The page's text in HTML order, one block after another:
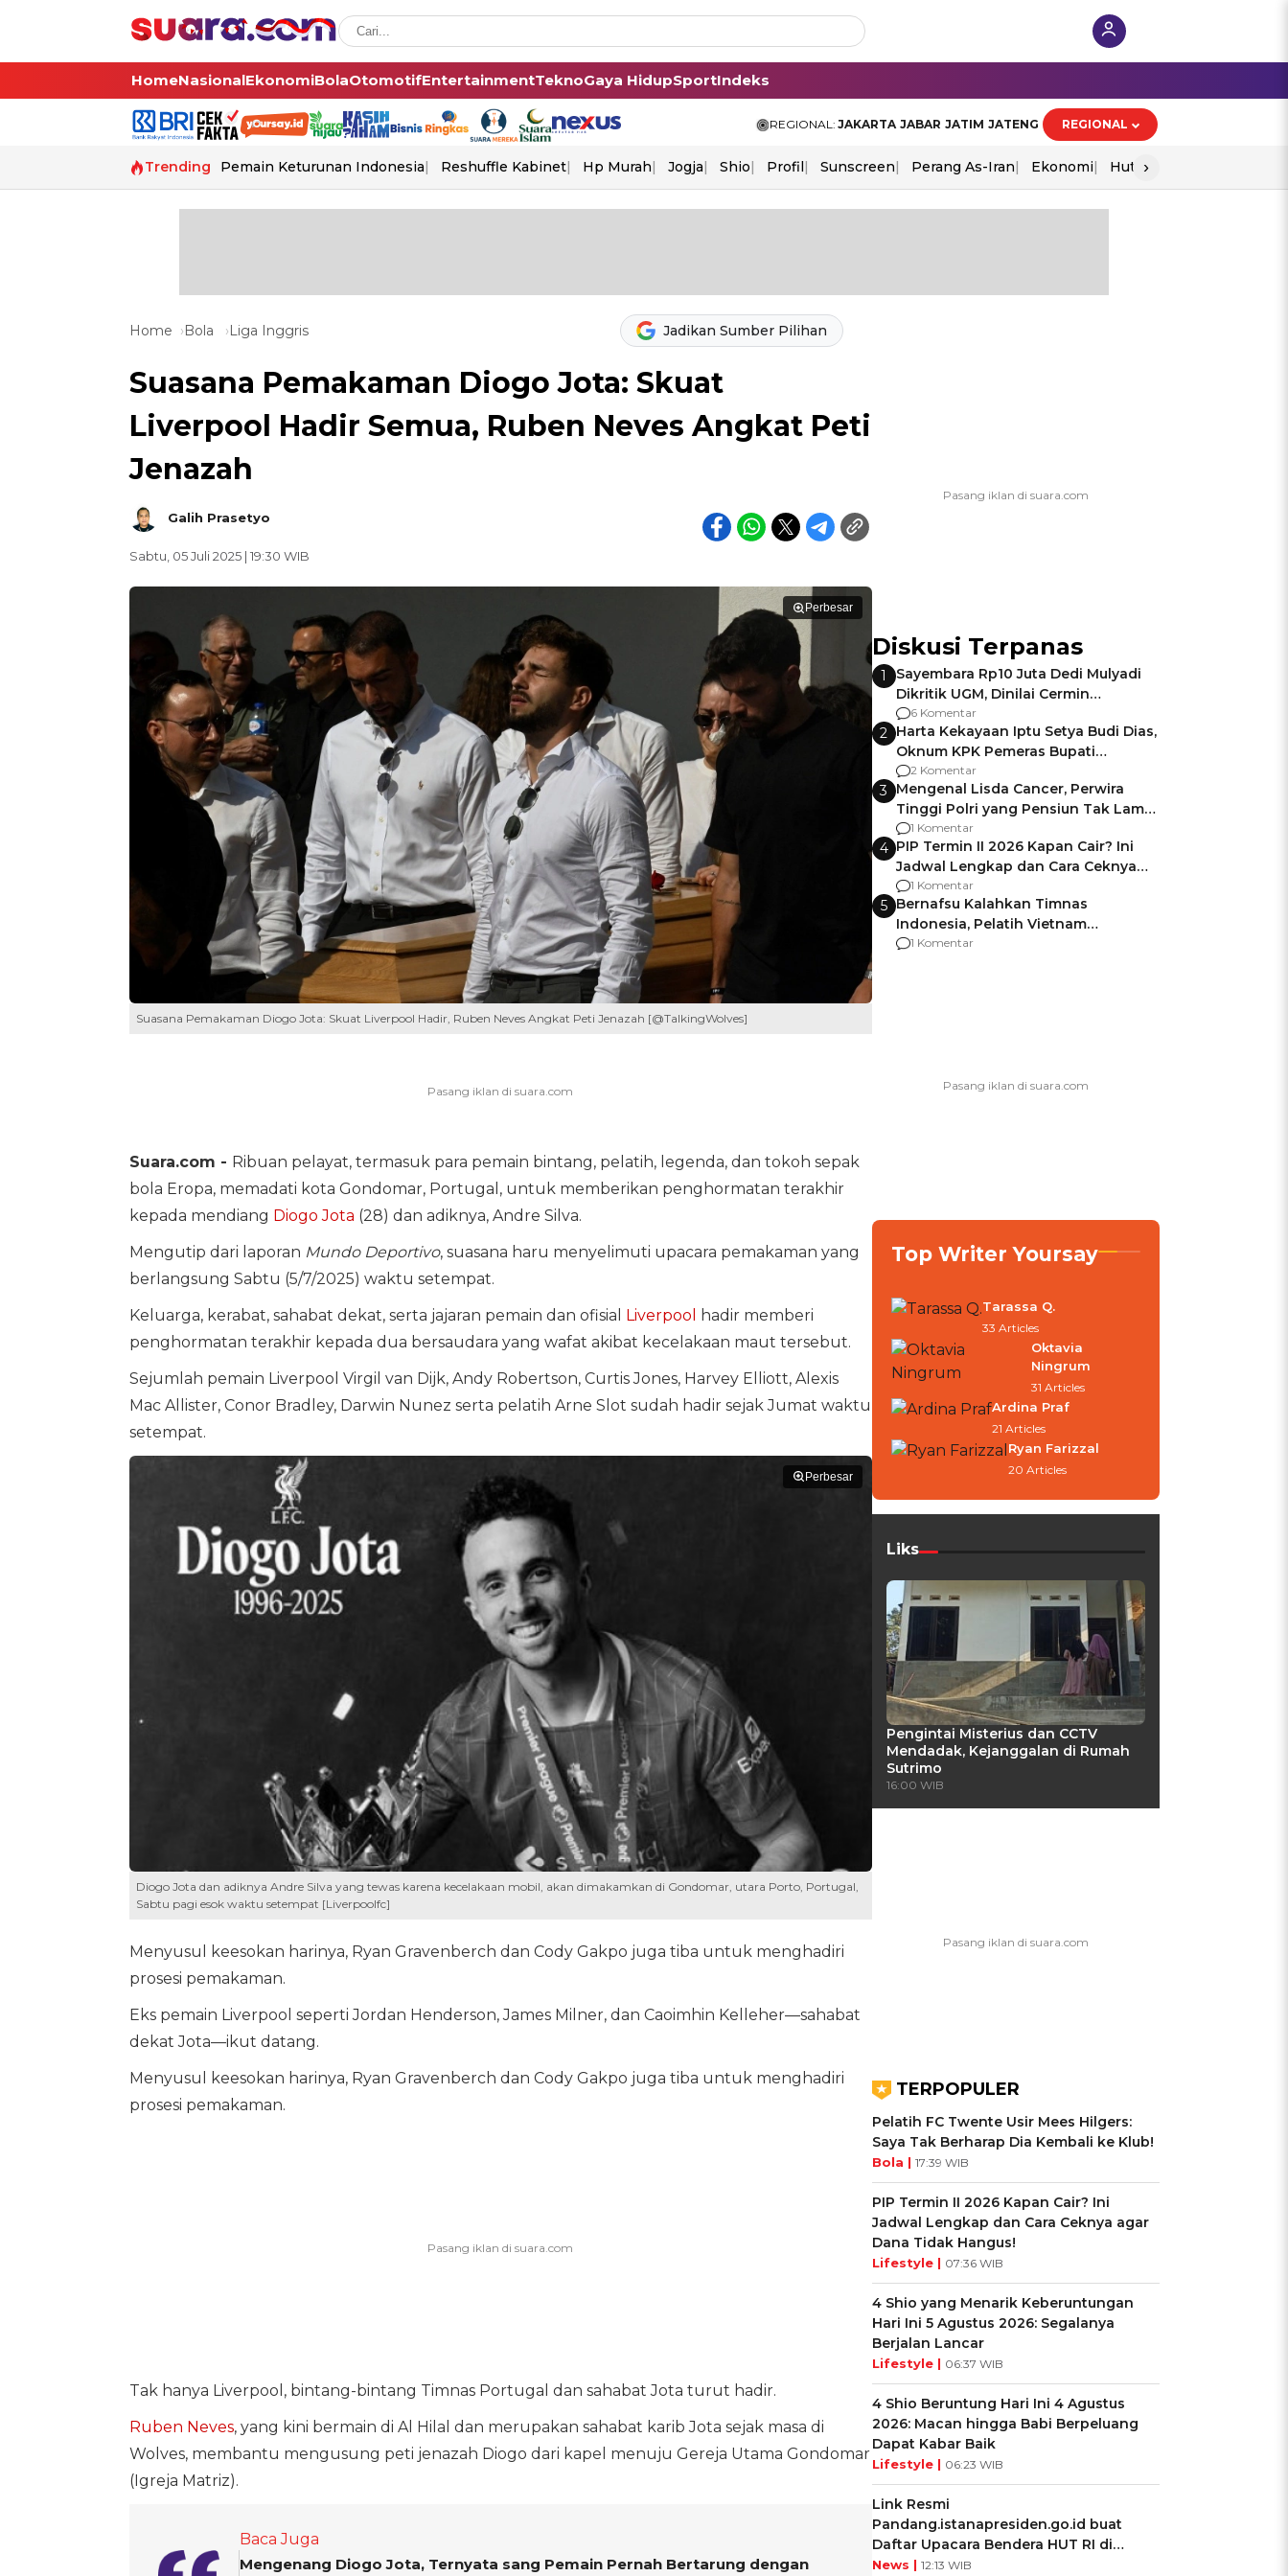
HomeNasionalEkonomiBolaOtomotifEntertainmentTeknoGaya HidupSportIndeks
REGIONAL: JAKARTA JABAR JATIM JATENG REGIONAL
Trending Pemain Keturunan Indonesia Reshuffle Kabinet Hp Murah Jogja Shio Profil Sunscreen Perang As-Iran Ekonomi Hut Ri
›
Home Bola Liga Inggris Jadikan Sumber Pilihan
Suasana Pemakaman Diogo Jota: Skuat
Liverpool Hadir Semua, Ruben Neves Angkat Peti
Jenazah
Galih Prasetyo
Sabtu, 05 Juli 2025 | 19:30 WIB
Perbesar
Suasana Pemakaman Diogo Jota: Skuat Liverpool Hadir, Ruben Neves Angkat Peti Jenazah [@TalkingWolves]
Suara.com - Ribuan pelayat, termasuk para pemain bintang, pelatih, legenda, dan tokoh sepak
bola Eropa, memadati kota Gondomar, Portugal, untuk memberikan penghormatan terakhir
kepada mendiang Diogo Jota (28) dan adiknya, Andre Silva.
Mengutip dari laporan Mundo Deportivo, suasana haru menyelimuti upacara pemakaman yang
berlangsung Sabtu (5/7/2025) waktu setempat.
Keluarga, kerabat, sahabat dekat, serta jajaran pemain dan ofisial Liverpool
hadir memberi
penghormatan terakhir kepada dua bersaudara yang wafat akibat kecelakaan maut tersebut.
Sejumlah pemain Liverpool Virgil van Dijk, Andy Robertson, Curtis Jones, Harvey Elliott, Alexis
Mac Allister, Conor Bradley, Darwin Nunez serta pelatih Arne Slot sudah hadir sejak Jumat waktu
setempat.
Perbesar
Diogo Jota dan adiknya Andre Silva yang tewas karena kecelakaan mobil, akan dimakamkan di Gondomar, utara Porto, Portugal,
Sabtu pagi esok waktu setempat [Liverpoolfc]
Menyusul keesokan harinya, Ryan Gravenberch dan Cody Gakpo juga tiba untuk menghadiri
prosesi pemakaman.
Eks pemain Liverpool seperti Jordan Henderson, James Milner, dan Caoimhin Kelleher—sahabat
dekat Jota—ikut datang.
Menyusul keesokan harinya, Ryan Gravenberch dan Cody Gakpo juga tiba untuk menghadiri
prosesi pemakaman.
Tak hanya Liverpool, bintang-bintang Timnas Portugal dan sahabat Jota turut hadir.
Ruben Neves, yang kini bermain di Al Hilal dan merupakan sahabat karib Jota sejak masa di
Wolves, membantu mengusung peti jenazah Diogo dari kapel menuju Gereja Utama Gondomar
(Igreja Matriz).
Baca Juga
Mengenang Diogo Jota, Ternyata sang Pemain Pernah Bertarung dengan
Diskusi Terpanas
1
Sayembara Rp10 Juta Dedi Mulyadi
Dikritik UGM, Dinilai Cermin
Gagalnya Negara Jamin Keamanan
6 Komentar
2 Harta Kekayaan Iptu Setya Budi Dias,
Oknum KPK Pemeras Bupati
Pemalang
2 Komentar
3 Mengenal Lisda Cancer, Perwira
Tinggi Polri yang Pensiun Tak Lama
Usai Jadi Brigjen
1 Komentar
4 PIP Termin II 2026 Kapan Cair? Ini
Jadwal Lengkap dan Cara Ceknya
agar Dana Tidak Hangus!
1 Komentar
5 Bernafsu Kalahkan Timnas
Indonesia, Pelatih Vietnam
Berencana Pakai Jimat di Pakansari
1 Komentar
Top Writer Yoursay
Tarassa Q.
33 Articles
Oktavia
Ningrum
31 Articles
Ardina Praf
21 Articles
Ryan Farizzal
20 Articles
Liks
Pengintai Misterius dan CCTV
Mendadak, Kejanggalan di Rumah
Sutrimo
16:00 WIB
TERPOPULER
Pelatih FC Twente Usir Mees Hilgers:
Saya Tak Berharap Dia Kembali ke Klub!
Bola | 17:39 WIB
PIP Termin II 2026 Kapan Cair? Ini
Jadwal Lengkap dan Cara Ceknya agar
Dana Tidak Hangus!
Lifestyle | 07:36 WIB
4 Shio yang Menarik Keberuntungan
Hari Ini 5 Agustus 2026: Segalanya
Berjalan Lancar
Lifestyle | 06:37 WIB
4 Shio Beruntung Hari Ini 4 Agustus
2026: Macan hingga Babi Berpeluang
Dapat Kabar Baik
Lifestyle | 06:23 WIB
Link Resmi
Pandang.istanapresiden.go.id buat
Daftar Upacara Bendera HUT RI di
Istana Negara
News | 12:13 WIB